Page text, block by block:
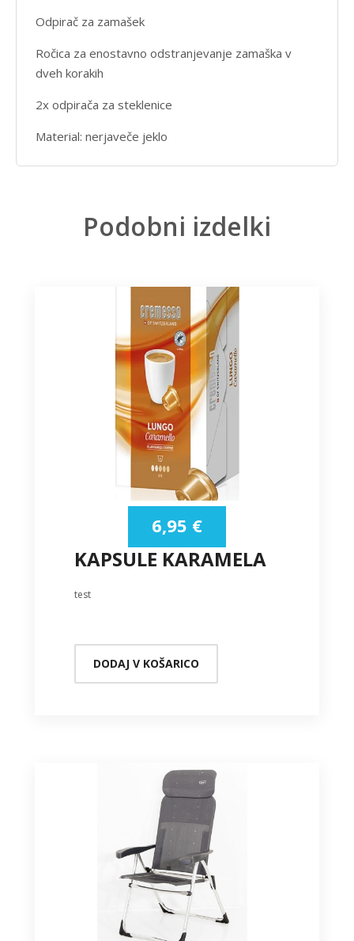
Odpirač za zamašek
Ročica za enostavno odstranjevanje zamaška v
dveh korakih
2x odpirača za steklenice
Material: nerjaveče jeklo
Podobni izdelki
KAPSULE KARAMELA
6,95 €
test
DODAJ V KOŠARICO